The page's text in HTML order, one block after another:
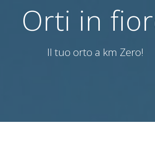
Orti in
Il tuo orto a km Zero!